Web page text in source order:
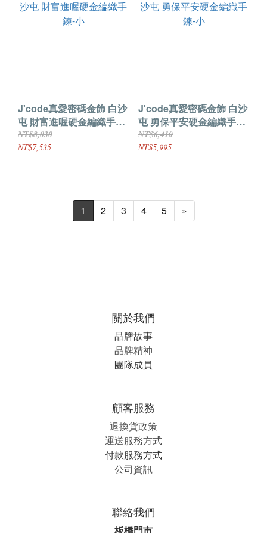
J'code真愛密碼金飾 白沙
屯 財富進喔硬金編織手鍊-
小
NT$8,030
NT$7,535
J'code真愛密碼金飾 白沙
屯 勇保平安硬金編織手鍊-
小
NT$6,410
NT$5,995
1 2 3 4 5 »
關於我們
品牌故事
品牌精神
團隊成員
顧客服務
退換貨政策
運送服務方式
付款服務方式
公司資訊
聯絡我們